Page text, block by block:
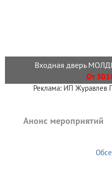
Входная дверь
От
Реклама: ИП Журавлев
Анонс мероприятий